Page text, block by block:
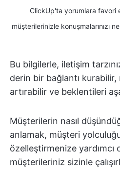
ClickUp'ta yorumlara favori
müşterilerinizle konuşmalarınızı
Bu bilgilerle, iletişim
derin bir bağlantı
artırabilir ve beklentileri
Müşterilerin nasıl
anlamak, müşteri
özelleştirmenize yardımcı
müşterileriniz sizinle